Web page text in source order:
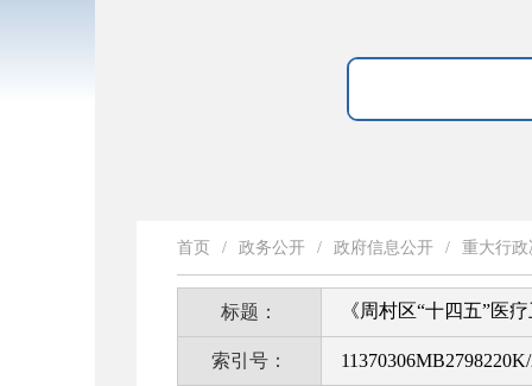
首页 / 政务公开 / 政府信息公开 / 重大行政
标题： 《周村区“十四五”医
索引号：